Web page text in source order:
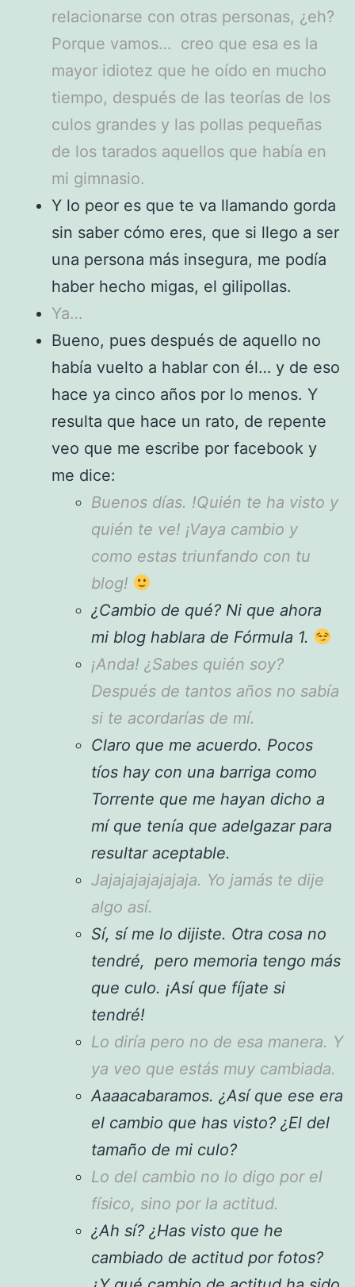
relacionarse con otras personas, ¿eh?
Porque vamos… creo que esa es la
mayor idiotez que he oído en mucho
tiempo, después de las teorías de los
culos grandes y las pollas pequeñas
de los tarados aquellos que había en
mi gimnasio.
Y lo peor es que te va llamando gorda
sin saber cómo eres, que si llego a ser
una persona más insegura, me podía
haber hecho migas, el gilipollas.
Ya…
Bueno, pues después de aquello no
había vuelto a hablar con él… y de eso
hace ya cinco años por lo menos. Y
resulta que hace un rato, de repente
veo que me escribe por facebook y
me dice:
Buenos días. !Quién te ha visto y
quién te ve! ¡Vaya cambio y
como estas triunfando con tu
blog!
¿Cambio de qué? Ni que ahora
mi blog hablara de Fórmula 1.
¡Anda! ¿Sabes quién soy?
Después de tantos años no sabía
si te acordarías de mí.
Claro que me acuerdo. Pocos
tíos hay con una barriga como
Torrente que me hayan dicho a
mí que tenía que adelgazar para
resultar aceptable.
Jajajajajajajaja. Yo jamás te dije
algo así.
Sí, sí me lo dijiste. Otra cosa no
tendré, pero memoria tengo más
que culo. ¡Así que fíjate si
tendré!
Lo diría pero no de esa manera. Y
ya veo que estás muy cambiada.
Aaaacabaramos. ¿Así que ese era
el cambio que has visto? ¿El del
tamaño de mi culo?
Lo del cambio no lo digo por el
físico, sino por la actitud.
¿Ah sí? ¿Has visto que he
cambiado de actitud por fotos?